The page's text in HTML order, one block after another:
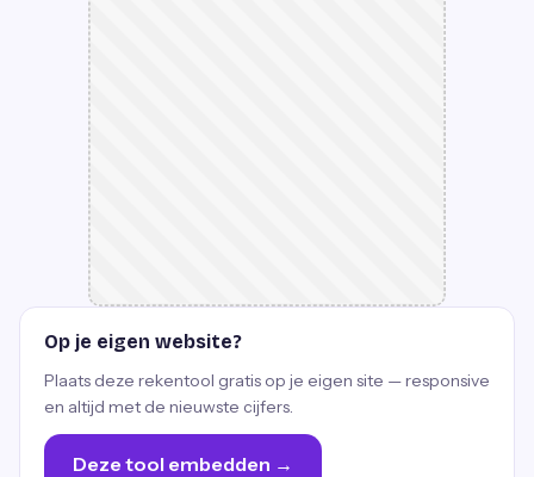
Op je eigen website?
Plaats deze rekentool gratis op je eigen site — responsive
en altijd met de nieuwste cijfers.
Deze tool embedden →